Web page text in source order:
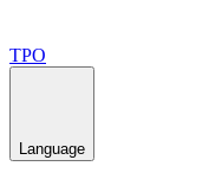
TPO
Language